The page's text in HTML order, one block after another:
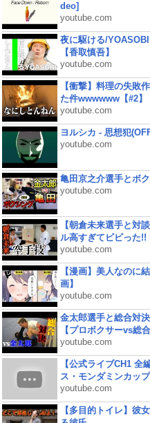
deo]
youtube.com
夜に駆ける/
【香取慎吾】
youtube.com
【衝撃】料理の失敗
た件wwwwww【#2】
youtube.com
ヨルシカ - 思想犯
youtube.com
亀田京之介選手とボ
youtube.com
【朝倉未来選手と対
ル高すぎてビビった!!
youtube.com
【漫画】美人なのに
画】
youtube.com
金太郎選手と総合対
【プロボクサーvs総
youtube.com
【公式ライブCH1 全
ス・モンダミンカッ
youtube.com
【多目的トイレ】彼